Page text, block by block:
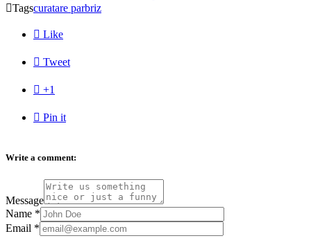
Tagscuratare parbriz
 Like
 Tweet
 +1
 Pin it
Write a comment:
Message
Name *
Email *